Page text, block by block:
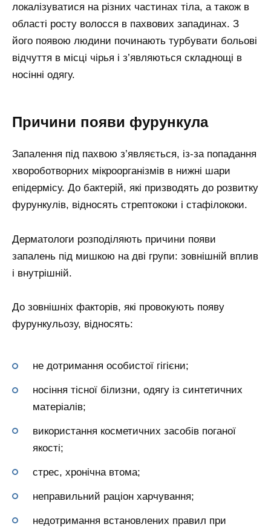
локалізуватися на різних частинах тіла, а також в
області росту волосся в пахвових западинах. З
його появою людини починають турбувати больові
відчуття в місці чірья і з’являються складнощі в
носінні одягу.
Причини появи фурункула
Запалення під пахвою з’являється, із-за попадання
хвороботворних мікроорганізмів в нижні шари
епідермісу. До бактерій, які призводять до розвитку
фурункулів, відносять стрептококи і стафілококи.
Дерматологи розподіляють причини появи
запалень під мишкою на дві групи: зовнішній вплив
і внутрішній.
До зовнішніх факторів, які провокують появу
фурункульозу, відносять:
не дотримання особистої гігієни;
носіння тісної білизни, одягу із синтетичних
матеріалів;
використання косметичних засобів поганої
якості;
стрес, хронічна втома;
неправильний раціон харчування;
недотримання встановлених правил при